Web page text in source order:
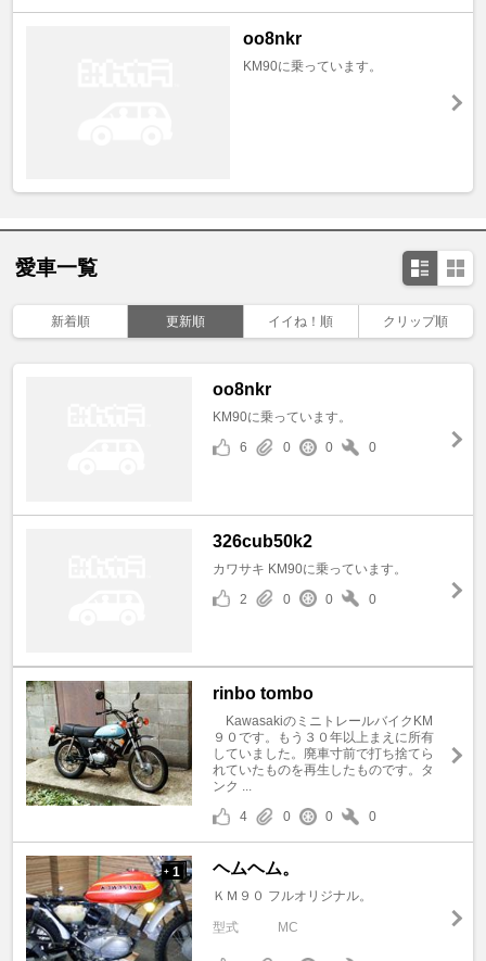
oo8nkr
KM90に乗っています。
愛車一覧
新着順 更新順 イイね！順 クリップ順
oo8nkr
KM90に乗っています。
6
0 0 0
326cub50k2
カワサキ KM90に乗っています。
2
0 0 0
rinbo tombo
KawasakiのミニトレールバイクKM
９０です。もう３０年以上まえに所有
していました。廃車寸前で打ち捨てら
れていたものを再生したものです。タ
ンク ...
4
0 0 0
+ 1 ヘムヘム。
ＫＭ９０ フルオリジナル。
型式 MC